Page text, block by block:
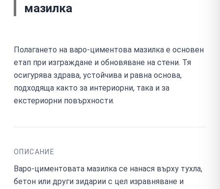
мазилка
Полагането на варо-циментова мазилка е основен
етап при изграждане и обновяване на стени. Тя
осигурява здрава, устойчива и равна основа,
подходяща както за интериорни, така и за
екстериорни повърхности.
ОПИСАНИЕ
Варо-циментовата мазилка се нанася върху тухла,
бетон или други зидарии с цел изравняване и